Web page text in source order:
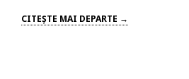
CITEŞTE MAI DEPARTE →